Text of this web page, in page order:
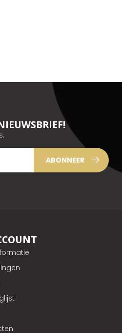
ABONNEER